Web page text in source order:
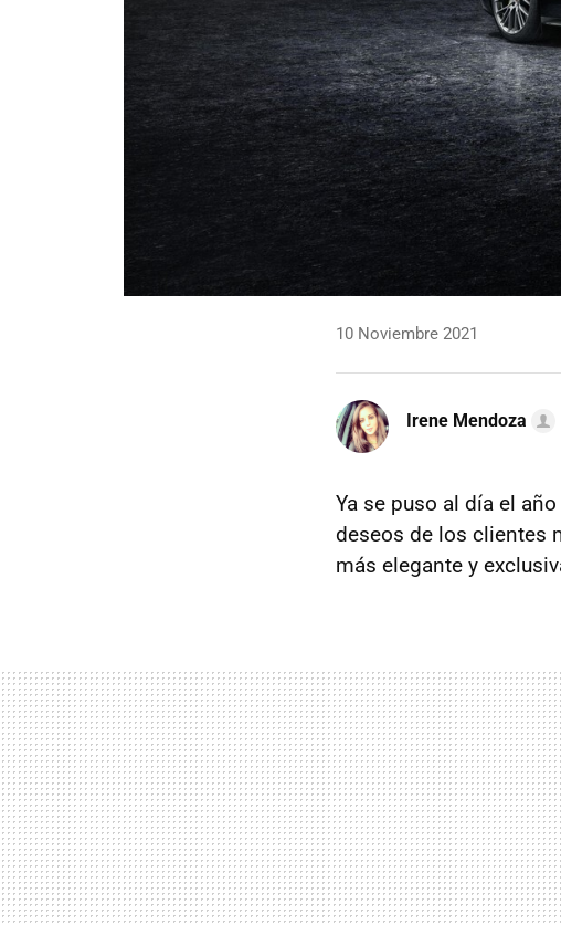
10 Noviembre 2021
Irene Mendoza
Ya se puso al día el
deseos de los clientes
más elegante y